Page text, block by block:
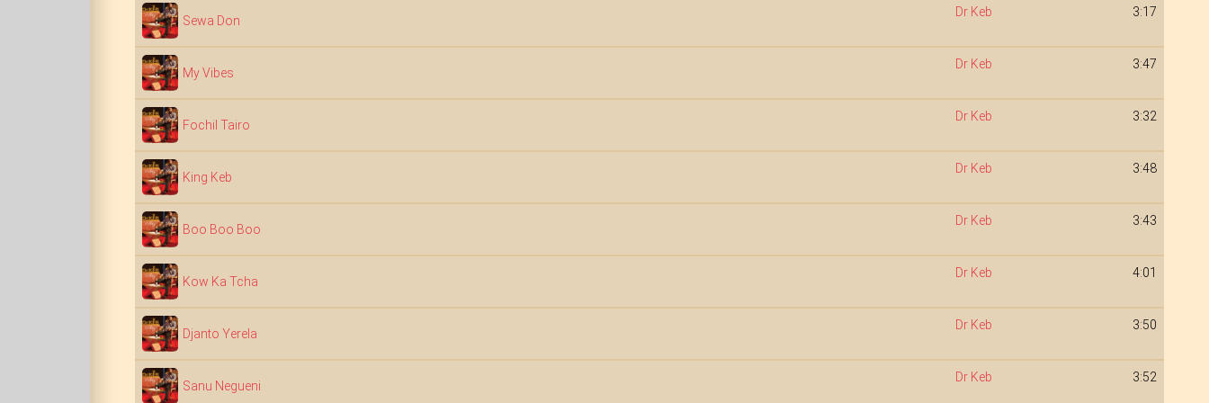
Sewa Don
Dr Keb 3:17
My Vibes
Dr Keb 3:47
Fochil Tairo
Dr Keb 3:32
King Keb
Dr Keb 3:48
Boo Boo Boo
Dr Keb 3:43
Kow Ka Tcha
Dr Keb 4:01
Djanto Yerela
Dr Keb 3:50
Sanu Negueni
Dr Keb 3:52